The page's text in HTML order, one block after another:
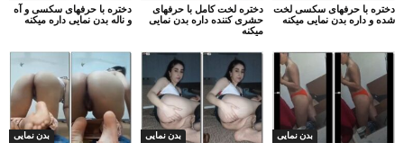
دختره با حرفهای سکسی و آه
و ناله بدن نمایی داره میکنه
دختره لخت کامل با حرفهای
حشری کننده داره بدن نمایی
میکنه
دختره با حرفهای سکسی لخت
شده و داره بدن نمایی میکنه
بدن نمایی بدن نمایی بدن نمایی